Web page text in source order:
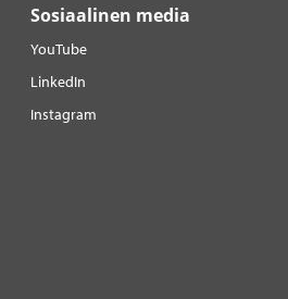
Sosiaalinen media
YouTube
LinkedIn
Instagram